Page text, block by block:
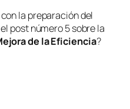
la preparación del
post número 5 sobre la
de la Eficiencia?